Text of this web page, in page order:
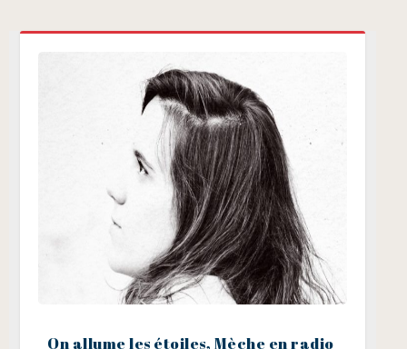
On allume les étoiles, Mèche en radio